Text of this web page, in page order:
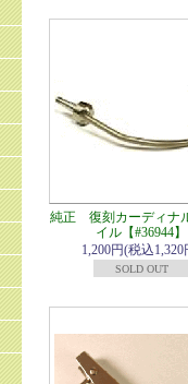
純正 復刻カーディナ
イル【#36944】
1,200円(税込1,320
SOLD OUT